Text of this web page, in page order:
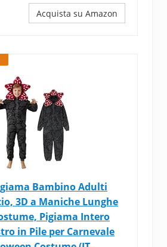
Acquista su Amazon
Bambino Adulti
3D a Maniche Lunghe
Pigiama Intero
in Pile per Carnevale